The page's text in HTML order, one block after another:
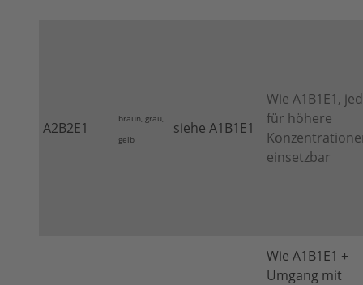
A2B2E1
braun, grau,
gelb
siehe A1B1E1
Wie A1B1E1,
für höhere
einsetzbar
Wie A1B1E1 +
Umgang mit